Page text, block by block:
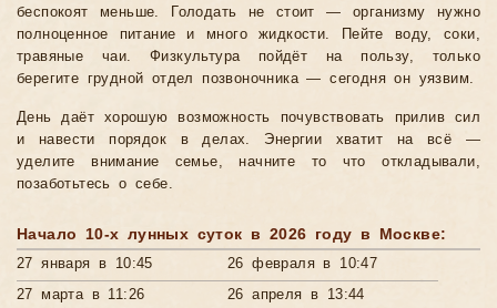
беспокоят меньше. Голодать не стоит — организму нужно
полноценное питание и много жидкости. Пейте воду, соки,
травяные чаи. Физкультура пойдёт на пользу, только
берегите грудной отдел позвоночника — сегодня он уязвим.
День даёт хорошую возможность почувствовать прилив сил
и навести порядок в делах. Энергии хватит на всё —
уделите внимание семье, начните то что откладывали,
позаботьтесь о себе.
Начало 10-х лунных суток в 2026 году в Москве:
27 января в 10:45
26 февраля в 10:47
27 марта в 11:26
26 апреля в 13:44